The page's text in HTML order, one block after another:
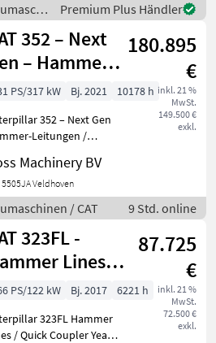
Premium Plus Händler
352 – Next
– Hammer
/
180.895
€
inkl. 21 %
MwSt.
149.500 €
exkl.
PS/317 kW Bj. 2021
10178 h
352 – Next Gen
Leitungen /
2021
Betriebsstunden:
– Next Gen
V
Machinery BV
5505JA Veldhoven
/ CAT 9 Std. online
323FL -
Lines /
Coupler
87.725
€
inkl. 21 %
MwSt.
72.500 €
exkl.
PS/122 kW Bj. 2017
6221 h
323FL Hammer
/ Quick Coupler Year: